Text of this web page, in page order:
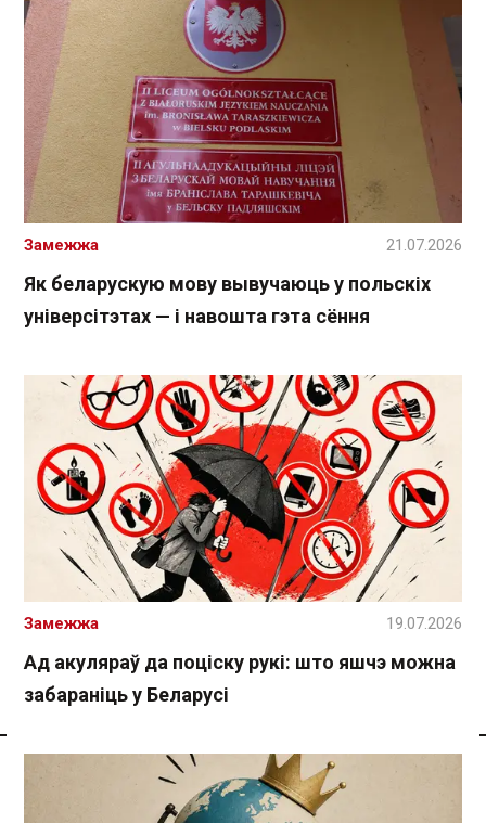
Спасылка без VPN
Як беларускую мову вывучаюць у польскіх
універсітэтах — і навошта гэта сёння
Замежжа 21.07.2026
Ад акуляраў да поціску рукі: што яшчэ можна
забараніць у Беларусі
Замежжа 19.07.2026